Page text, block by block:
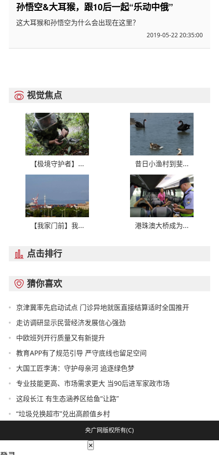
孙悟空&大耳猴，跟10后一起“乐动中俄”
这大耳猴和孙悟空为什么会出现在这里？
2019-05-22 20:35:00
 视觉焦点
【极境守护者】... 昔日小渔村到斐...
【我家门前】我... 港珠澳大桥成为...
 点击排行
 猜你喜欢
京津冀率先启动试点 门诊异地就医直接结算适时全国推开
走访调研显示民营经济发展信心强劲
中欧班列开行质量又有新提升
教育APP有了规范引导 严守底线也留足空间
大国工匠李涛：守护母亲河 追逐绿色梦
专业技能更高、市场需求更大 当90后进军家政市场
这段长江 有生态涵养区给鱼“让路”
“垃圾兑换超市”兑出高颜值乡村
央广网版权所有(C)
×